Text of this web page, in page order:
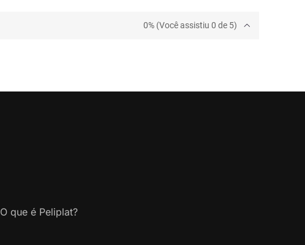
0% (Você assistiu 0 de 5)
O que é Peliplat?